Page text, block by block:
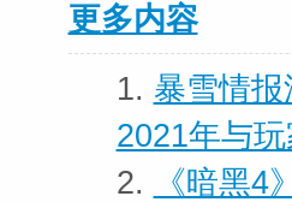
更多内容
1. 暴雪情
2021年与
2.
《暗黑